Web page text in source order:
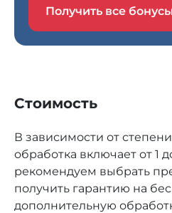
Осы
Комары
Плесень
Грибок
Получить все бонусы
Стоимость
В зависимости от
обработка включает от 1
рекомендуем выбрать
получить гарантию на
дополнительную